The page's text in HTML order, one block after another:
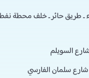
ـ طريق حائر ـ خلف محطة
السويلم
شارع سلمان الفارسي